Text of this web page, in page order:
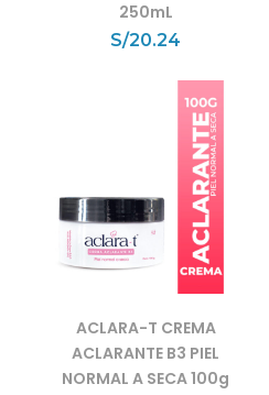
250mL
S/20.24
ACLARA-T CREMA
ACLARANTE B3 PIEL
NORMAL A SECA 100g